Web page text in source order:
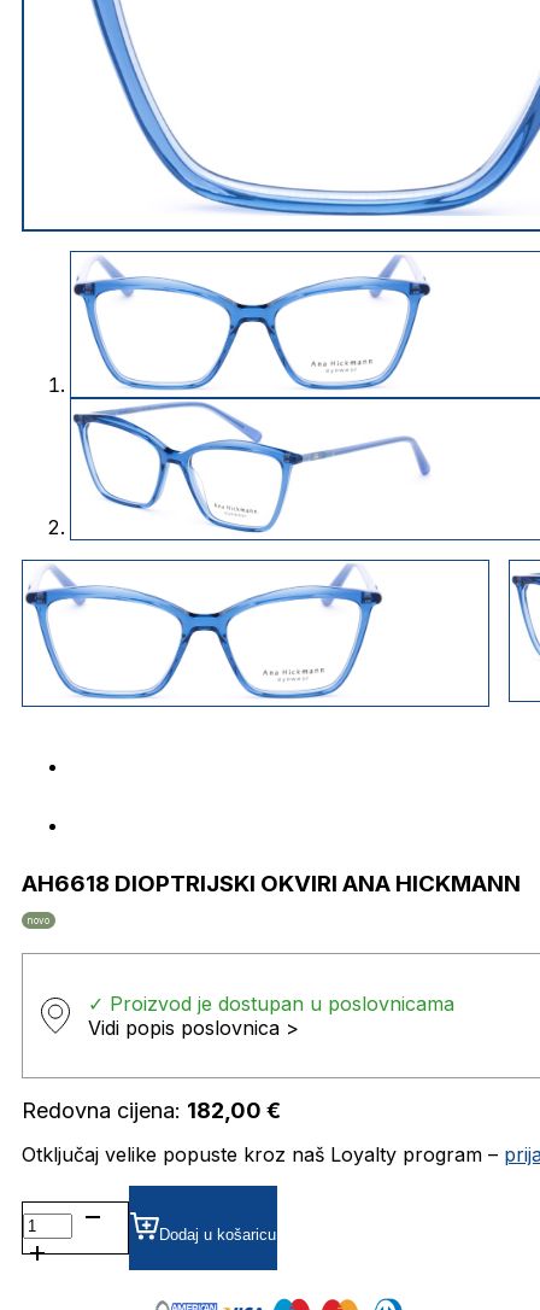
AH6618 DIOPTRIJSKI OKVIRI ANA HICKMANN
novo
✓ Proizvod je dostupan u poslovnicama
Vidi popis poslovnica >
Redovna cijena: 182,00 €
Otključaj velike popuste kroz naš Loyalty program –
AH6618 DIOPTRIJSKI
OKVIRI
ANA
Dodaj u košaricu